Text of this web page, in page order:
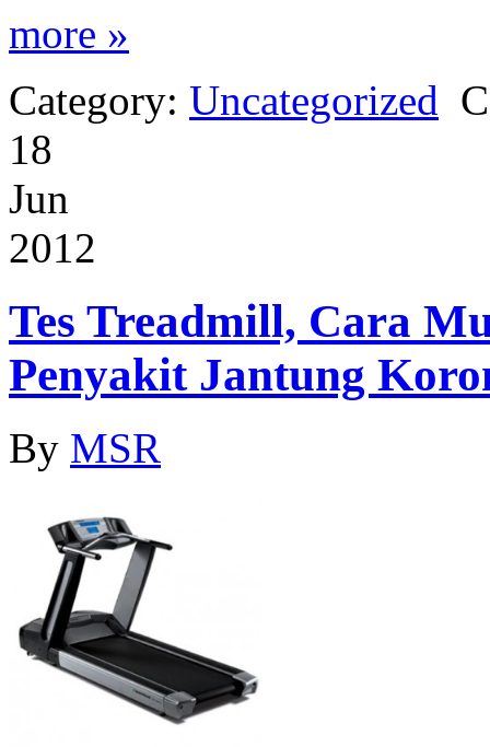
more »
Category: Uncategorized
18
Jun
2012
Tes Treadmill, Cara
Penyakit Jantung
By MSR